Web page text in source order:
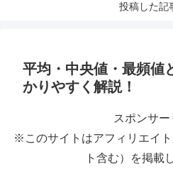
投稿した記
平均・中央値・最頻値
かりやすく解説！
スポンサー
※このサイトはアフィリエイ
ト含む）を掲載